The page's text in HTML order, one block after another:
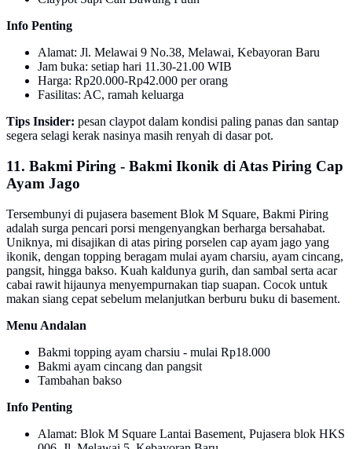
Info Penting
Alamat: Jl. Melawai 9 No.38, Melawai, Kebayoran Baru
Jam buka: setiap hari 11.30-21.00 WIB
Harga: Rp20.000-Rp42.000 per orang
Fasilitas: AC, ramah keluarga
Tips Insider: pesan claypot dalam kondisi paling panas dan santap
segera selagi kerak nasinya masih renyah di dasar pot.
11. Bakmi Piring - Bakmi Ikonik di Atas Piring Cap
Ayam Jago
Tersembunyi di pujasera basement Blok M Square, Bakmi Piring
adalah surga pencari porsi mengenyangkan berharga bersahabat.
Uniknya, mi disajikan di atas piring porselen cap ayam jago yang
ikonik, dengan topping beragam mulai ayam charsiu, ayam cincang,
pangsit, hingga bakso. Kuah kaldunya gurih, dan sambal serta acar
cabai rawit hijaunya menyempurnakan tiap suapan. Cocok untuk
makan siang cepat sebelum melanjutkan berburu buku di basement.
Menu Andalan
Bakmi topping ayam charsiu - mulai Rp18.000
Bakmi ayam cincang dan pangsit
Tambahan bakso
Info Penting
Alamat: Blok M Square Lantai Basement, Pujasera blok HKS